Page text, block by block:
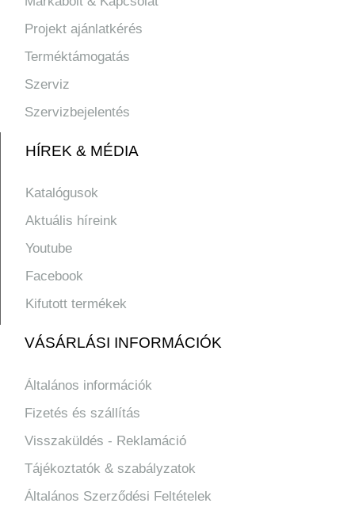
Projekt ajánlatkérés
Terméktámogatás
Szerviz
Szervizbejelentés
HÍREK & MÉDIA
Katalógusok
Aktuális híreink
Youtube
Facebook
Kifutott termékek
VÁSÁRLÁSI INFORMÁCIÓK
Általános információk
Fizetés és szállítás
Visszaküldés - Reklamáció
Tájékoztatók & szabályzatok
Általános Szerződési Feltételek